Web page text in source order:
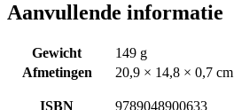
Aanvullende informatie
Gewicht
149 g
Afmetingen
20,9 × 14,8 × 0,7 cm
ISBN 9789048900633